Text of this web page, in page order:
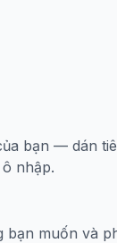
bạn — dán
nhập.
bạn muốn và